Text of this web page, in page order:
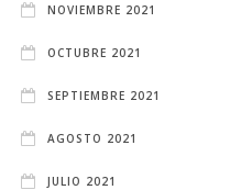
NOVIEMBRE 2021
OCTUBRE 2021
SEPTIEMBRE 2021
AGOSTO 2021
JULIO 2021